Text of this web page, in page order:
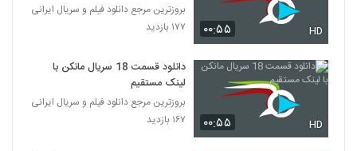
۰۰:۵۵ HD
بروزترین مرجع دانلود فیلم و سریال ایرانی
۱۷۷ بازدید
۰۰:۵۵ HD
دانلود قسمت 18 سریال مانکن با
لینک مستقیم
بروزترین مرجع دانلود فیلم و سریال ایرانی
۱۶۷ بازدید